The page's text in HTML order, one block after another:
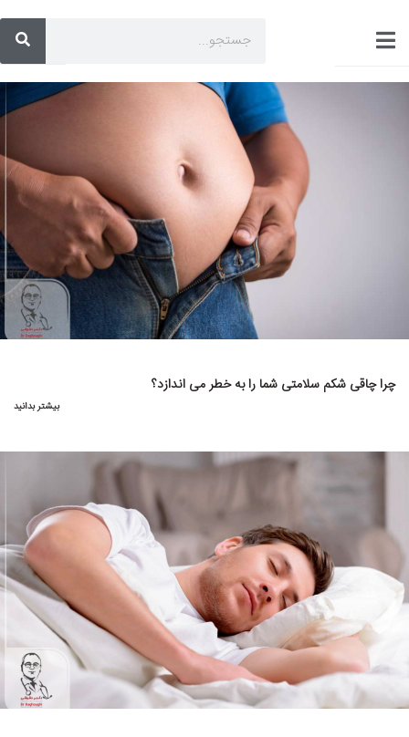
چرا چاقی شکم سلامتی شما را به خطر می اندازد؟
بیشتر بدانید